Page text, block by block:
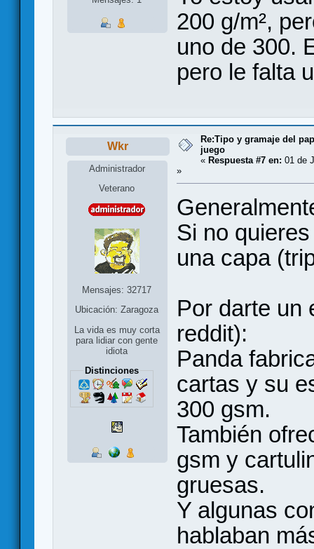
200 g/m²,
uno de 300.
pero le falta
Wkr
Administrador
Veterano
Mensajes: 32717
Ubicación: Zaragoza
La vida es muy corta
para lidiar con gente
idiota
Distinciones
Re:Tipo y gramaje del
juego
« Respuesta #7 en: 01 de
»
Si no
una capa
Por darte un
reddit):
Panda
cartas y su
300 gsm.
También
gsm y
gruesas.
Y algunas
hablaban